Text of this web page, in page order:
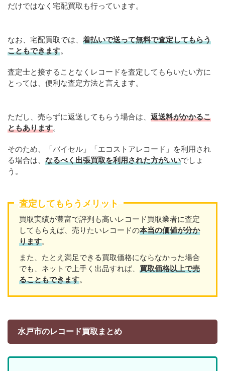
だけではなく宅配買取も行っています。
なお、宅配買取では、 着払いで送って無料で査定してもらう
こともできます。
査定士と接することなくレコードを査定してもらいたい方に
とっては、便利な査定方法と言えます。
ただし、売らずに返送してもらう場合は、 返送料がかかるこ
ともあります。
そのため、「バイセル」「エコストアレコード」を利用され
る場合は、 なるべく出張買取を利用された方がいいでしょ
う。
査定してもらうメリット
買取実績が豊富で評判も高いレコード買取業者に査定
してもらえば、売りたいレコードの本当の価値が分か
ります。
また、たとえ満足できる買取価格にならなかった場合
でも、ネットで上手く出品すれば、 買取価格以上で売
ることもできます。
水戸市のレコード買取まとめ